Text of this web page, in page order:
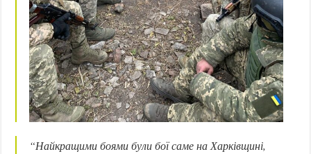
“Найкращими боями були бої саме на Харківщині,